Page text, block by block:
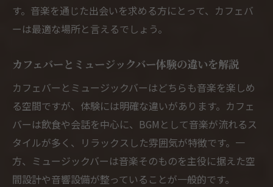
す。音楽を通じた出会いを求める方にとって、カフェバ
ーは最適な場所と言えるでしょう。
カフェバーとミュージックバー体験の違いを解説
カフェバーとミュージックバーはどちらも音楽を楽しめ
る空間ですが、体験には明確な違いがあります。カフェ
バーは飲食や会話を中心に、BGMとして音楽が流れるス
タイルが多く、リラックスした雰囲気が特徴です。一
方、ミュージックバーは音楽そのものを主役に据えた空
間設計や音響設備が整っていることが一般的です。